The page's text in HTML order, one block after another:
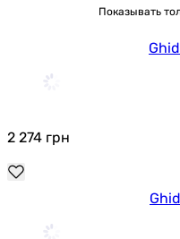
Показывать
2 274 грн